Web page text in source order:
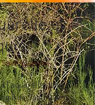
et
Saint-Quentin
l'aquarelle dans
de Saint Quentin.